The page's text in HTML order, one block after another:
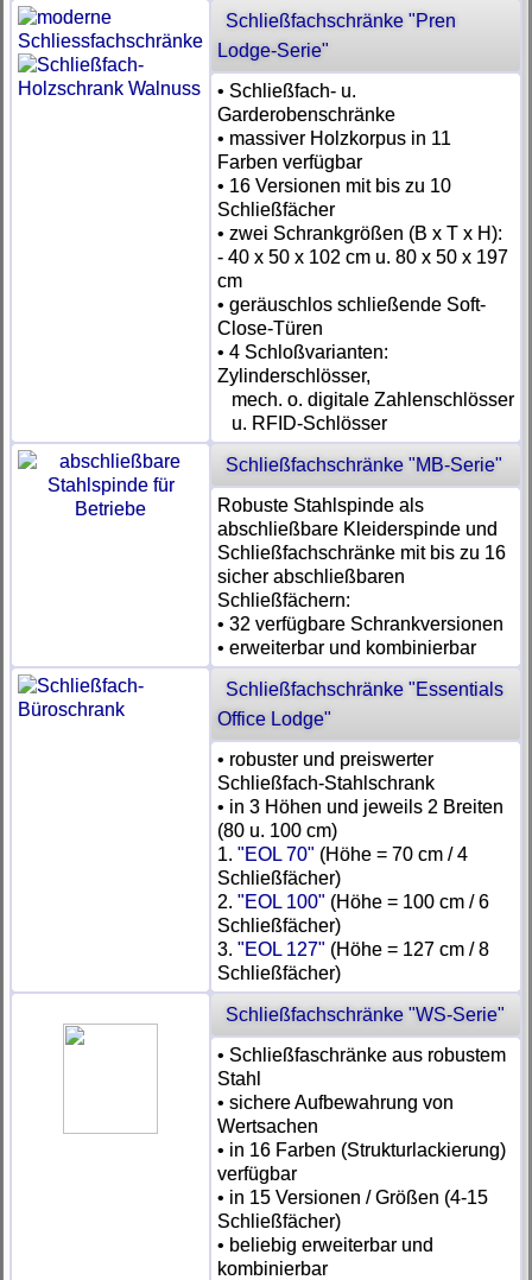
Schließfachschränke "Pren
Lodge-Serie"
• Schließfach- u.
Garderobenschränke
• massiver Holzkorpus in 11
Farben verfügbar
• 16 Versionen mit bis zu 10
Schließfächer
• zwei Schrankgrößen (B x T x H):
- 40 x 50 x 102 cm u. 80 x 50 x 197
cm
• geräuschlos schließende Soft-
Close-Türen
• 4 Schloßvarianten:
Zylinderschlösser,
mech. o. digitale Zahlenschlösser
u. RFID-Schlösser
Schließfachschränke "MB-Serie"
Robuste Stahlspinde als
abschließbare Kleiderspinde und
Schließfachschränke mit bis zu 16
sicher abschließbaren
Schließfächern:
• 32 verfügbare Schrankversionen
• erweiterbar und kombinierbar
Schließfachschränke "Essentials
Office Lodge"
• robuster und preiswerter
Schließfach-Stahlschrank
• in 3 Höhen und jeweils 2 Breiten
(80 u. 100 cm)
1. "EOL 70" (Höhe = 70 cm / 4
Schließfächer)
2. "EOL 100" (Höhe = 100 cm / 6
Schließfächer)
3. "EOL 127" (Höhe = 127 cm / 8
Schließfächer)
Schließfachschränke "WS-Serie"
• Schließfaschränke aus robustem
Stahl
• sichere Aufbewahrung von
Wertsachen
• in 16 Farben (Strukturlackierung)
verfügbar
• in 15 Versionen / Größen (4-15
Schließfächer)
• beliebig erweiterbar und
kombinierbar